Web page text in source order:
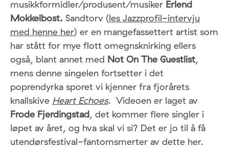
musikkformidler/produsent/musiker Erlend
Mokkelbost. Sandtorv (les Jazzprofil-intervju
med henne her) er en mangefassettert artist som
har stått for mye flott omegnsknirking ellers
også, blant annet med Not On The Guestlist,
mens denne singelen fortsetter i det
poprendyrka sporet vi kjenner fra fjorårets
knallskive Heart Echoes. Videoen er laget av
Frode Fjerdingstad, det kommer flere singler i
løpet av året, og hva skal vi si? Det er jo til å få
utendørsfestival-fantomsmerter av dette her.